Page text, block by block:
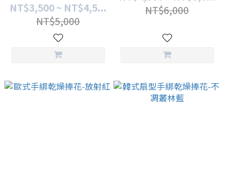
NT$3,500 ~ NT$4,5...
NT$5,000
NT$6,000